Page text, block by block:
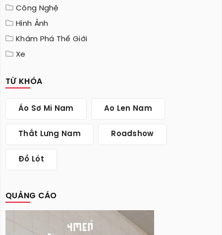
Công Nghệ
Hình Ảnh
Khám Phá Thế Giới
Xe
TỪ KHÓA
Áo Sơ Mi Nam Ao Len Nam
Thắt Lưng Nam Roadshow
Đồ Lót
QUẢNG CÁO